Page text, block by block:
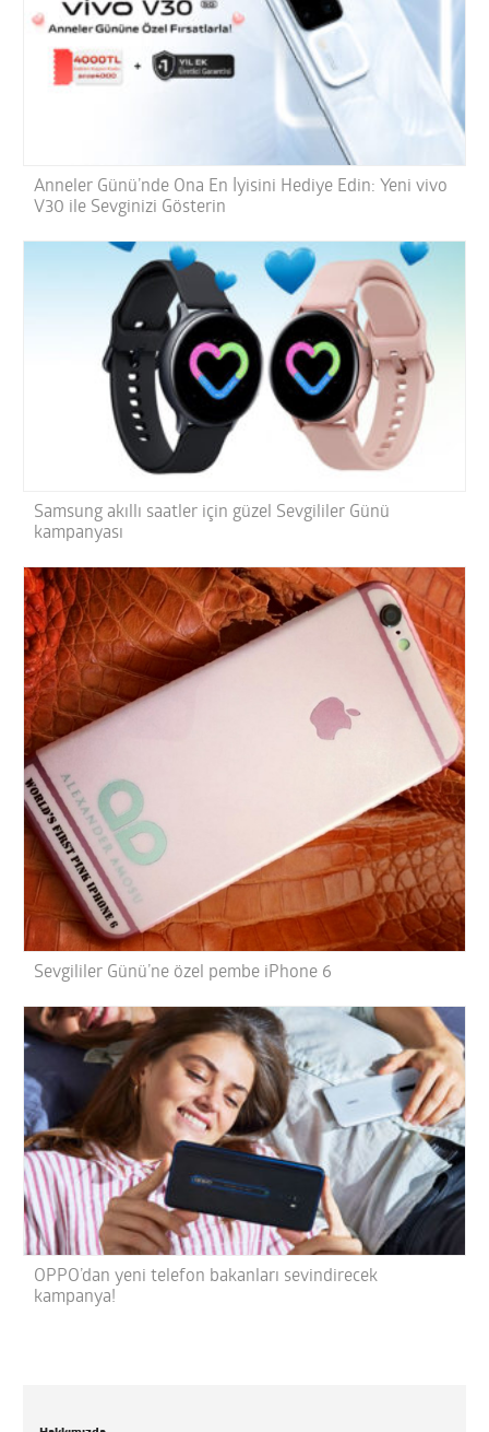
Anneler Günü’nde Ona En İyisini Hediye Edin: Yeni vivo
V30 ile Sevginizi Gösterin
Samsung akıllı saatler için güzel Sevgililer Günü
kampanyası
Sevgililer Günü’ne özel pembe iPhone 6
OPPO’dan yeni telefon bakanları sevindirecek
kampanya!